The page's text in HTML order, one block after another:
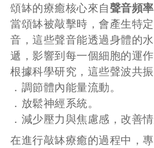
頌缽的療癒核心來自聲音頻
當頌缽被敲擊時，會產生特
音，這些聲音能透過身體的
遞，影響到每一個細胞的運作
根據科學研究，這些聲波共振
．調節體內能量流動。
．放鬆神經系統。
．減少壓力與焦慮感，改善情
在進行敲缽療癒的過程中，